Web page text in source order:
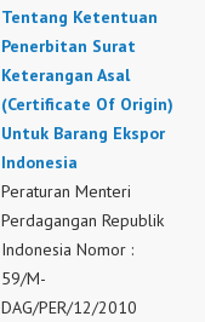
Tentang Ketentuan
Penerbitan Surat
Keterangan Asal
(Certificate Of Origin)
Untuk Barang Ekspor
Indonesia
Peraturan Menteri
Perdagangan Republik
Indonesia Nomor :
59/M-
DAG/PER/12/2010